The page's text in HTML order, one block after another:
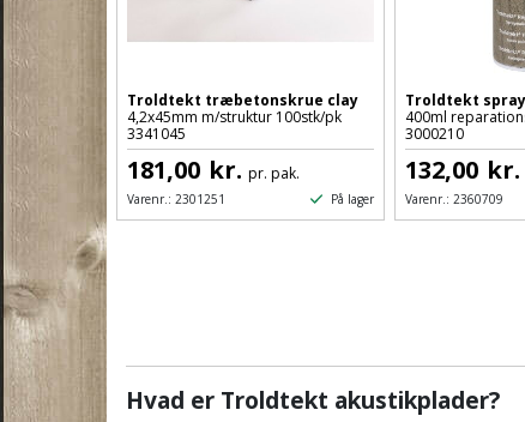
Troldtekt træbetonskrue clay
4,2x45mm m/struktur 100stk/pk
3341045
181,00 kr. pr. pak.
Varenr.: 2301251 På lager
Troldtekt
400ml
3000210
132,00 kr.
Varenr.: 2360709
Hvad er Troldtekt akustikplader?